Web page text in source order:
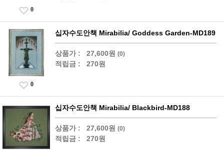
0
십자수도안책 Mirabilia/ Goddess Garden-MD189
상품가 : 27,600원 (0)
적립금 : 270원
0
십자수도안책 Mirabilia/ Blackbird-MD188
상품가 : 27,600원 (0)
적립금 : 270원